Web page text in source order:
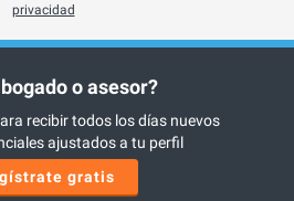
privacidad
o asesor?
recibir todos los días nuevos
ajustados a tu perfil
gratis